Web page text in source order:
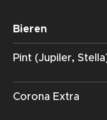
Bieren
Pint (Jupiler,
Corona Extra